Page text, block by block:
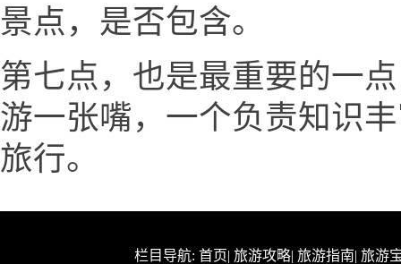
景点，是否包含。
第七点，也是最重要的一
游一张嘴，一个负责知识
旅行。
栏目导航: 首页| 旅游攻略| 旅游指南| 旅游